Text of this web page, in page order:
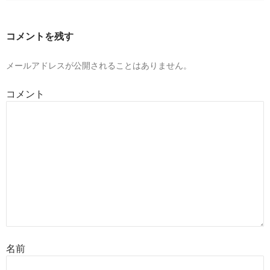
コメントを残す
メールアドレスが公開されることはありません。
コメント
名前